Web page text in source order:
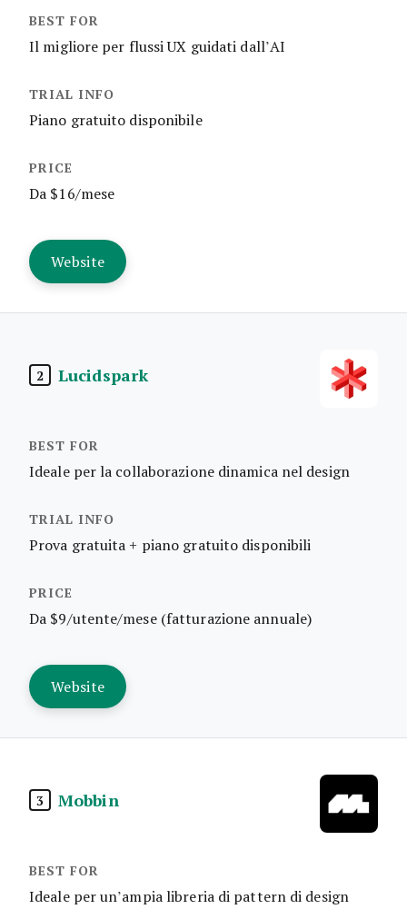
Il migliore per flussi UX guidati dall’AI
Piano gratuito disponibile
Da $16/mese
Website
2 Lucidspark
Ideale per la collaborazione dinamica nel design
Prova gratuita + piano gratuito disponibili
Da $9/utente/mese (fatturazione annuale)
Website
3 Mobbin
Ideale per un’ampia libreria di pattern di design